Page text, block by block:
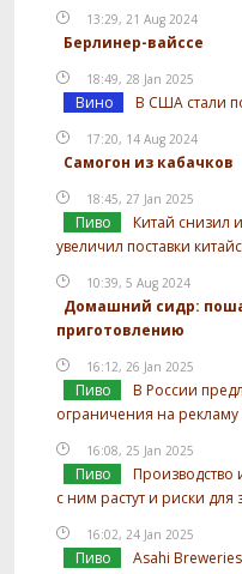
13:29, 21 Aug 2024
Берлинер-вайссе
18:49, 28 Jan 2025
Вино В США стали
17:20, 14 Aug 2024
Самогон из кабачков
18:45, 27 Jan 2025
Пиво
Китай снизил
увеличил поставки
10:39, 5 Aug 2024
Домашний сидр:
приготовлению
16:12, 26 Jan 2025
Пиво
В России
ограничения на рекламу
16:08, 25 Jan 2025
Пиво
Производство
с ним растут и риски для
16:02, 24 Jan 2025
Пиво
Asahi